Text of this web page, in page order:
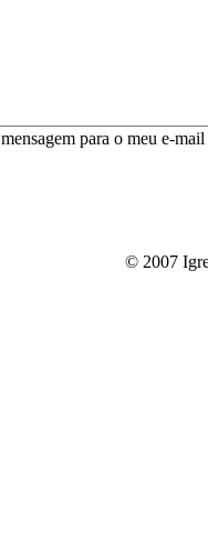
para o meu e-mail
© 2007